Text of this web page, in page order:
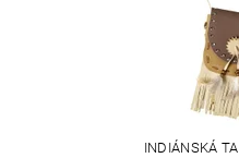
INDIÁNSKÁ